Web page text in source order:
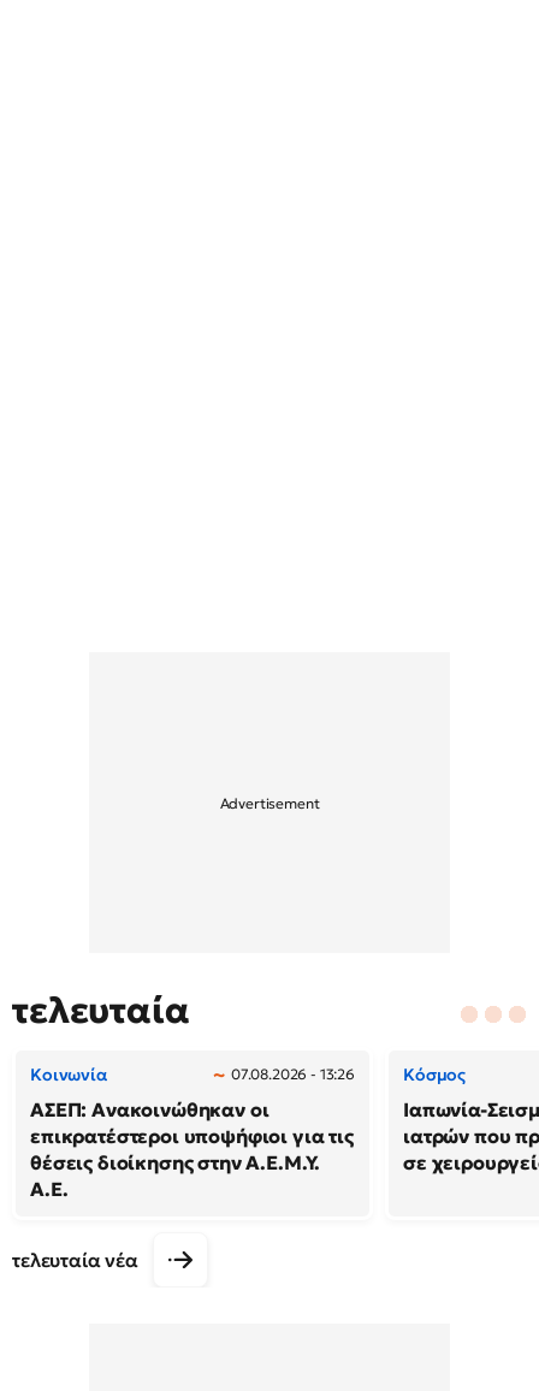
τελευταία
Κοινωνία 07.08.2026 - 13:26
ΑΣΕΠ: Ανακοινώθηκαν οι
επικρατέστεροι υποψήφιοι για τις
θέσεις διοίκησης στην Α.Ε.Μ.Υ.
Α.Ε.
Κόσμος
Ιαπωνία-
ιατρών που
σε
τελευταία νέα